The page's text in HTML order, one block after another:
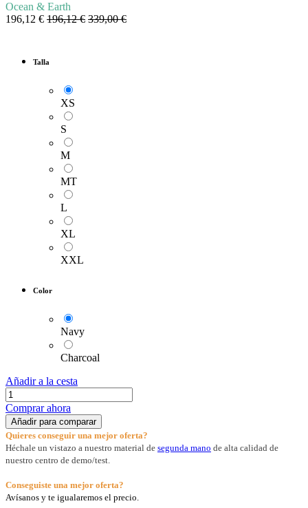
Ocean & Earth
196,12 € 196,12€ 339,00€
Talla
XS
S
M
MT
L
XL
XXL
Color
Navy
Charcoal
Añadir a la cesta
Comprar ahora
Añadir para comparar
Quieres conseguir una mejor oferta?
Héchale un vistazo a nuestro material de segunda mano de alta calidad de
nuestro centro de demo/test.
Conseguiste una mejor oferta?
Avísanos y te igualaremos el precio.